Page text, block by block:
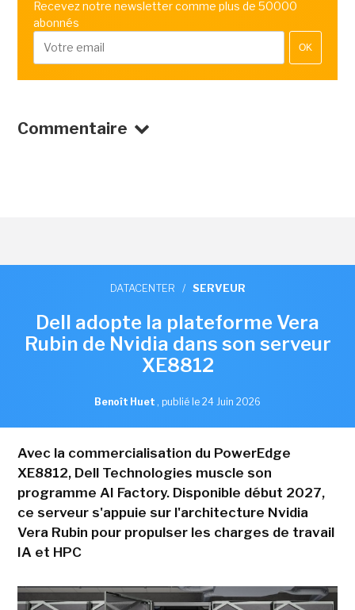
Recevez notre newsletter comme plus de 50000
abonnés
OK
Commentaire
DATACENTER / SERVEUR
Dell adopte la plateforme Vera
Rubin de Nvidia dans son serveur
XE8812
Benoît Huet , publié le 24 Juin 2026
Avec la commercialisation du PowerEdge
XE8812, Dell Technologies muscle son
programme AI Factory. Disponible début 2027,
ce serveur s'appuie sur l'architecture Nvidia
Vera Rubin pour propulser les charges de travail
IA et HPC